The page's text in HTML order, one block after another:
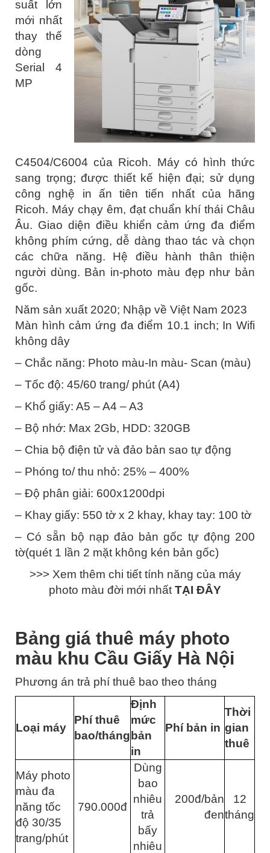
suất lớn
mới nhất
thay thế
dòng
Serial 4
MP
C4504/C6004 của Ricoh. Máy có hình thức
sang trọng; được thiết kế hiện đại; sử dụng
công nghệ in ấn tiên tiến nhất của hãng
Ricoh. Máy chạy êm, đạt chuẩn khí thái Châu
Âu. Giao diện điều khiển cảm ứng đa điểm
không phím cứng, dễ dàng thao tác và chọn
các chữa năng. Hệ điều hành thân thiện
người dùng. Bản in-photo màu đẹp như bản
gốc.
Năm sản xuất 2020; Nhập về Việt Nam 2023
Màn hình cảm ứng đa điểm 10.1 inch; In Wifi
không dây
– Chắc năng: Photo màu-In màu- Scan (màu)
– Tốc độ: 45/60 trang/ phút (A4)
– Khổ giấy: A5 – A4 – A3
– Bộ nhớ: Max 2Gb, HDD: 320GB
– Chia bộ điện tử và đảo bản sao tự động
– Phóng to/ thu nhỏ: 25% – 400%
– Độ phân giải: 600x1200dpi
– Khay giấy: 550 tờ x 2 khay, khay tay: 100 tờ
– Có sẵn bộ nạp đảo bản gốc tự động 200
tờ(quét 1 lần 2 mặt không kén bản gốc)
>>> Xem thêm chi tiết tính năng của máy
photo màu đời mới nhất TẠI ĐÂY
Bảng giá thuê máy photo
màu khu Cầu Giấy Hà Nội
Phương án trả phí thuê bao theo tháng
Loại máy
Phí thuê
bao/tháng
Định
mức
bản
in
Phí bản in
Thời
gian
thuê
Máy photo
màu đa
năng tốc
độ 30/35
trang/phút
790.000đ
Dùng
bao
nhiêu
trả
bấy
nhiêu
200đ/bản
đen
12
tháng